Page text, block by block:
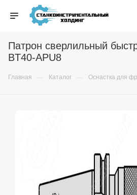
Патрон сверлильный
BT40-APU8
Главная — Каталог — Оснастка для